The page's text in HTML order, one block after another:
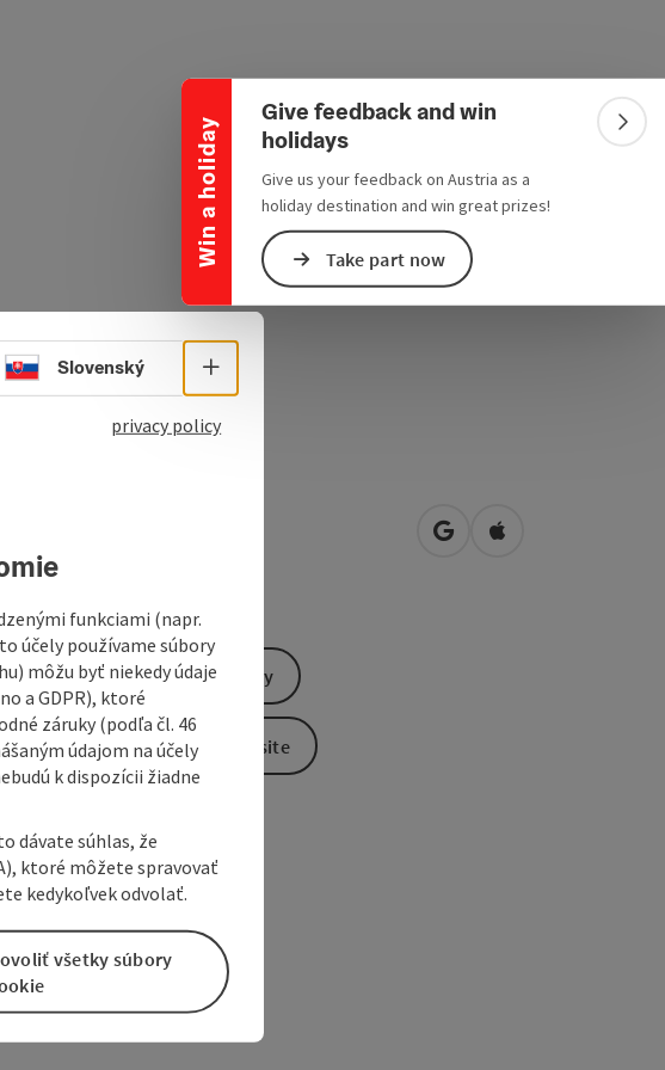
Win a holiday
Collapse banner
Give feedback and win
holidays
Give us your feedback on Austria as a
holiday destination and win great prizes!
Take part now
open in Google Maps
Open in Apple
sound
Send inquiry
To the website
Select language - Open menu
Slovenský
privacy policy
funkciami (napr.
účely používame súbory
môžu byť niekedy údaje
a GDPR), ktoré
záruky (podľa čl. 46
údajom na účely
k dispozícii žiadne
dávate súhlas, že
ktoré môžete spravovať
kedykoľvek odvolať.
všetky súbory